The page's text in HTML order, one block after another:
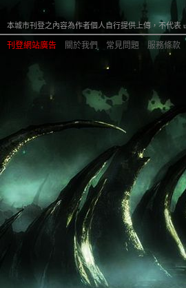
本城市刊登之內容為作者個人自行提供上傳，不代表
刊登網站廣告 關於我們 常見問題 服務條款